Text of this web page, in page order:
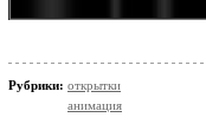
Рубрики: открытки
анимация